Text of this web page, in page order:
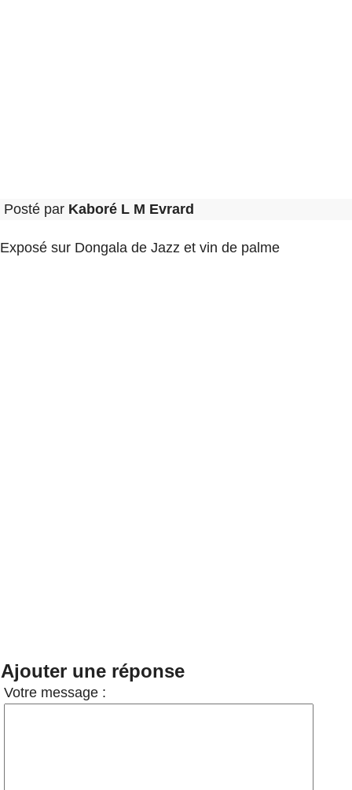
Posté par Kaboré L M Evrard
Exposé sur Dongala de Jazz et vin de palme
Ajouter une réponse
Votre message :